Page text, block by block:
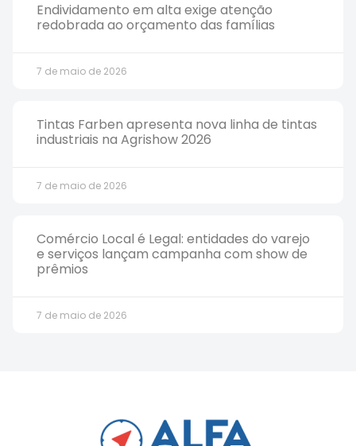
Endividamento em alta exige atenção
redobrada ao orçamento das famílias
7 de maio de 2026
Tintas Farben apresenta nova linha de tintas
industriais na Agrishow 2026
7 de maio de 2026
Comércio Local é Legal: entidades do varejo
e serviços lançam campanha com show de
prêmios
7 de maio de 2026